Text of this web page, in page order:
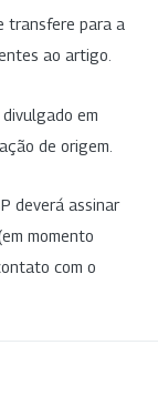
transfere para a
ao artigo.
em
de origem.
deverá assinar
momento
com o